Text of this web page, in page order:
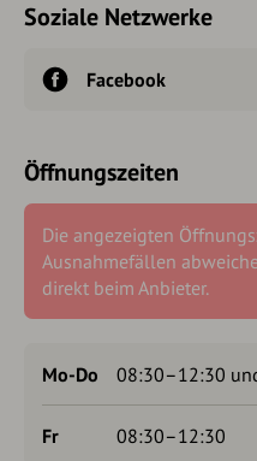
Soziale Netzwerke
Facebook
Öffnungszeiten
Die angezeigten
Ausnahmefällen
direkt beim Anbieter.
Mo-Do 08:30–12:30
Fr 08:30–12:30